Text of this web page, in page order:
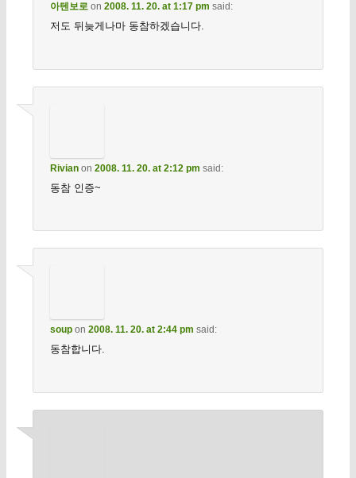
아텐보로on 2008. 11. 20. at 1:17 pm said:
저도 뒤늦게나마 동참하겠습니다.
Rivianon 2008. 11. 20. at 2:12 pm said:
동참 인증~
soupon 2008. 11. 20. at 2:44 pm said:
동참합니다.